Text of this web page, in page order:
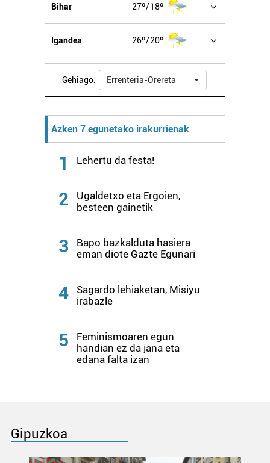
Bihar 27º 18º
Igandea 26º 20º
Gehiago: Errenteria-Orereta
Azken 7 egunetako irakurrienak
1 Lehertu da festa!
2
Ugaldetxo eta Ergoien,
besteen gainetik
3
Bapo bazkalduta hasiera
eman diote Gazte Egunari
4
Sagardo lehiaketan, Misiyu
irabazle
5
Feminismoaren egun
handian ez da jana eta
edana falta izan
Gipuzkoa